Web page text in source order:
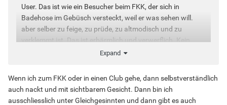
User. Das ist wie ein Besucher beim FKK, der sich in
Badehose im Gebüsch versteckt, weil er was sehen will.
aber selber zu feige, zu prüde, zu altmodisch und zu
verklemmt ist. Das ist erbärmlich und verwerflich. Kein
Stolz und keine Ehre und keine eigene Meinung!
Expand
Wenn ich zum FKK oder in einen Club gehe, dann selbstverständlich
auch nackt und mit sichtbarem Gesicht. Dann bin ich
ausschliesslich unter Gleichgesinnten und dann gibt es auch